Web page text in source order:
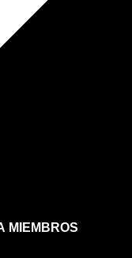
MIEMBROS